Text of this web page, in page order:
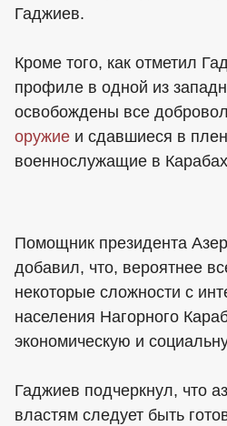
Гаджиев.
Кроме того, как отметил
профиле в одной из
освобождены все
оружие и сдавшиеся в
военнослужащие в
Помощник президента
добавил, что, вероятнее
некоторые сложности с
населения Нагорного
экономическую и
Гаджиев подчеркнул, что
властям следует быть